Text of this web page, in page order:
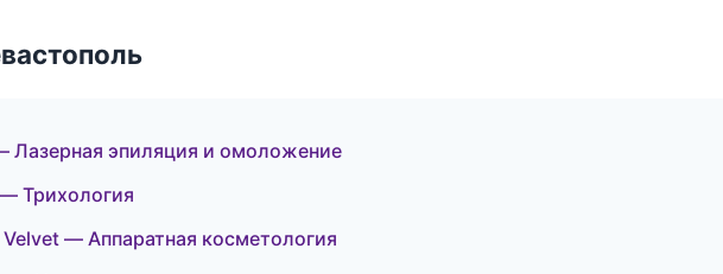
Лазерная эпиляция и омоложение
Трихология
— Аппаратная косметология